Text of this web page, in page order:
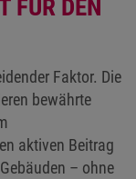
FÜR DEN
Faktor. Die
bewährte
aktiven Beitrag
– ohne